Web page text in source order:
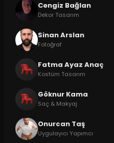
Cengiz Bağlan
Dekor Tasarım
Sinan Arslan
Fotoğraf
Fatma Ayaz Anaç
Kostüm Tasarım
Göknur Kama
Saç & Makyaj
Onurcan Taş
Uygulayıcı Yapımcı